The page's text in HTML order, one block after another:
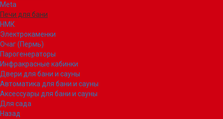
Meta
Печи для бани
НМК
Электрокаменки
Очаг (Пермь)
Парогенераторы
Инфракрасные кабинки
Двери для бани и сауны
Автоматика для бани и сауны
Аксессуары для бани и сауны
Для сада
Назад